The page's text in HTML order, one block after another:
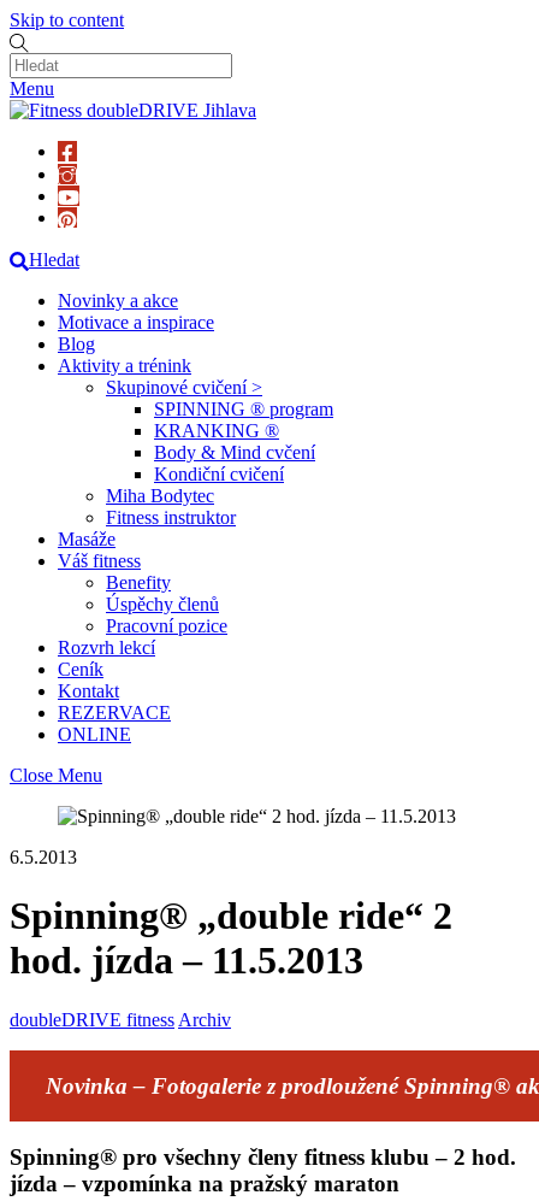
Skip to content
Menu
Hledat
Novinky a akce
Motivace a inspirace
Blog
Aktivity a trénink
Skupinové cvičení >
SPINNING ® program
KRANKING ®
Body & Mind cvčení
Kondiční cvičení
Miha Bodytec
Fitness instruktor
Masáže
Váš fitness
Benefity
Úspěchy členů
Pracovní pozice
Rozvrh lekcí
Ceník
Kontakt
REZERVACE
ONLINE
Close Menu
6.5.2013
Spinning® „double ride“ 2
hod. jízda – 11.5.2013
doubleDRIVE fitness Archiv
Novinka– Fotogalerie z prodloužené Spinning®
Spinning® pro všechny členy fitness klubu – 2 hod.
jízda – vzpomínka na pražský maraton